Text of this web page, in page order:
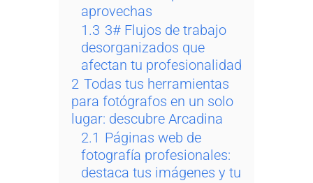
aprovechas
1.3 3# Flujos de trabajo
desorganizados que
afectan tu profesionalidad
2 Todas tus herramientas
para fotógrafos en un solo
lugar: descubre Arcadina
2.1 Páginas web de
fotografía profesionales:
destaca tus imágenes y tu